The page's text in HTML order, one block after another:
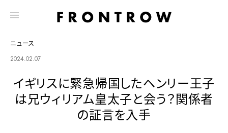
ニュース
2024.02.07
イギリスに緊急帰国したヘンリー王子
は兄ウィリアム皇太子と会う？関係者
の証言を入手